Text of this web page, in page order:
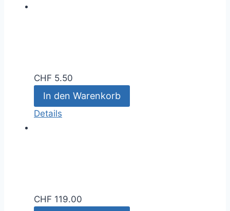
CHF 5.50
In den Warenkorb
Details
CHF 119.00